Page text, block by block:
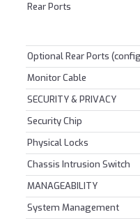
Rear Ports
Optional Rear Ports
Monitor Cable
SECURITY & PRIVACY
Security Chip
Physical Locks
Chassis Intrusion Switch
MANAGEABILITY
System Management